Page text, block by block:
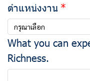
ตำแหน่งงาน
กรุณาเลือก
What you can
Richness.